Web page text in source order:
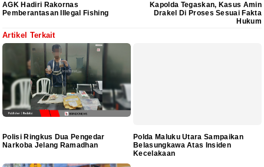
AGK Hadiri Rakornas
Pemberantasan Illegal Fishing
Kapolda Tegaskan, Kasus Amin
Drakel Di Proses Sesuai Fakta
Hukum
Artikel Terkait
Polisi Ringkus Dua Pengedar
Narkoba Jelang Ramadhan
Polda Maluku Utara Sampaikan
Belasungkawa Atas Insiden
Kecelakaan